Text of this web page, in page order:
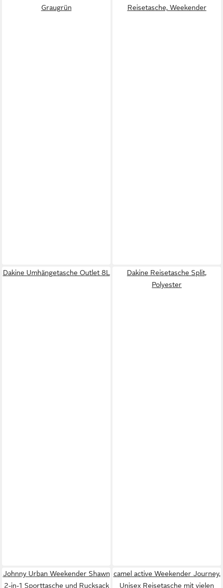
Graugrün
Reisetasche, Weekender
Dakine Umhängetasche Outlet 8L
Dakine Reisetasche Split,
Polyester
Johnny Urban Weekender Shawn
2-in-1 Sporttasche und Rucksack
camel active Weekender Journey,
Unisex Reisetasche mit vielen